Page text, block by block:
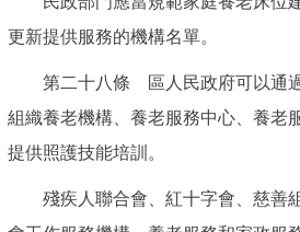
更新提供服務的機構名單。
第二十八條 區人民政府可以通過
組織養老機構、養老服務中心、養老
提供照護技能培訓。
殘疾人聯合會、紅十字會、慈善